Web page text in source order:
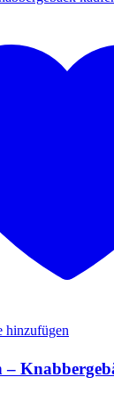
hinzufügen
–